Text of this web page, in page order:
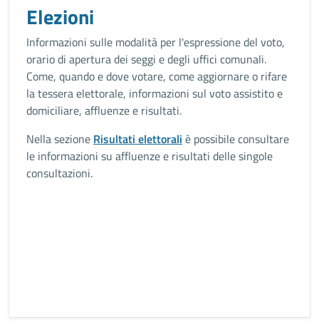
Elezioni
Informazioni sulle modalità per l'espressione del voto,
orario di apertura dei seggi e degli uffici comunali.
Come, quando e dove votare, come aggiornare o rifare
la tessera elettorale, informazioni sul voto assistito e
domiciliare, affluenze e risultati.
Nella sezione Risultati elettorali è possibile consultare
le informazioni su affluenze e risultati delle singole
consultazioni.